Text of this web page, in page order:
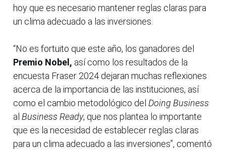
hoy que es necesario mantener reglas claras para
un clima adecuado a las inversiones.
“No es fortuito que este año, los ganadores del
Premio Nobel, así como los resultados de la
encuesta Fraser 2024 dejaran muchas reflexiones
acerca de la importancia de las instituciones, así
como el cambio metodológico del Doing Business
al Business Ready, que nos plantea lo importante
que es la necesidad de establecer reglas claras
para un clima adecuado a las inversiones”, comentó